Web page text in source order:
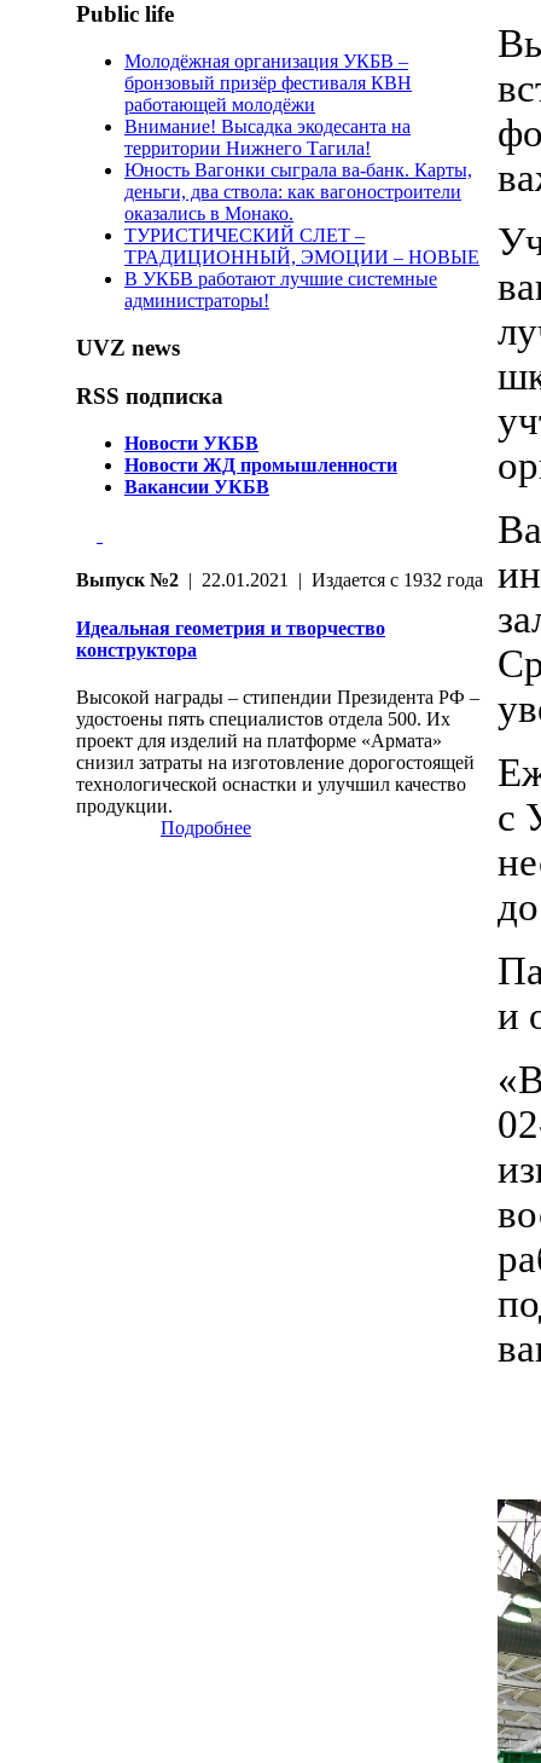
Public life
Молодёжная организация УКБВ –
бронзовый призёр фестиваля КВН
работающей молодёжи
Внимание! Высадка экодесанта на
территории Нижнего Тагила!
Юность Вагонки сыграла ва-банк. Карты,
деньги, два ствола: как вагоностроители
оказались в Монако.
ТУРИСТИЧЕСКИЙ СЛЕТ –
ТРАДИЦИОННЫЙ, ЭМОЦИИ – НОВЫЕ
В УКБВ работают лучшие системные
администраторы!
UVZ news
RSS подписка
Новости УКБВ
Новости ЖД промышленности
Вакансии УКБВ
Выпуск №2 | 22.01.2021 | Издается с 1932 года
Идеальная геометрия и творчество
конструктора
Высокой награды – стипендии Президента РФ –
удостоены пять специалистов отдела 500. Их
проект для изделий на платформе «Армата»
снизил затраты на изготовление дорогостоящей
технологической оснастки и улучшил качество
продукции.
Подробнее
с
и